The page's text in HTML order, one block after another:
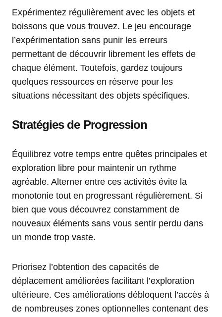
Expérimentez régulièrement avec les objets et
boissons que vous trouvez. Le jeu encourage
l’expérimentation sans punir les erreurs
permettant de découvrir librement les effets de
chaque élément. Toutefois, gardez toujours
quelques ressources en réserve pour les
situations nécessitant des objets spécifiques.
Stratégies de Progression
Équilibrez votre temps entre quêtes principales et
exploration libre pour maintenir un rythme
agréable. Alterner entre ces activités évite la
monotonie tout en progressant régulièrement. Si
bien que vous découvrez constamment de
nouveaux éléments sans vous sentir perdu dans
un monde trop vaste.
Priorisez l’obtention des capacités de
déplacement améliorées facilitant l’exploration
ultérieure. Ces améliorations débloquent l’accès à
de nombreuses zones optionnelles contenant des